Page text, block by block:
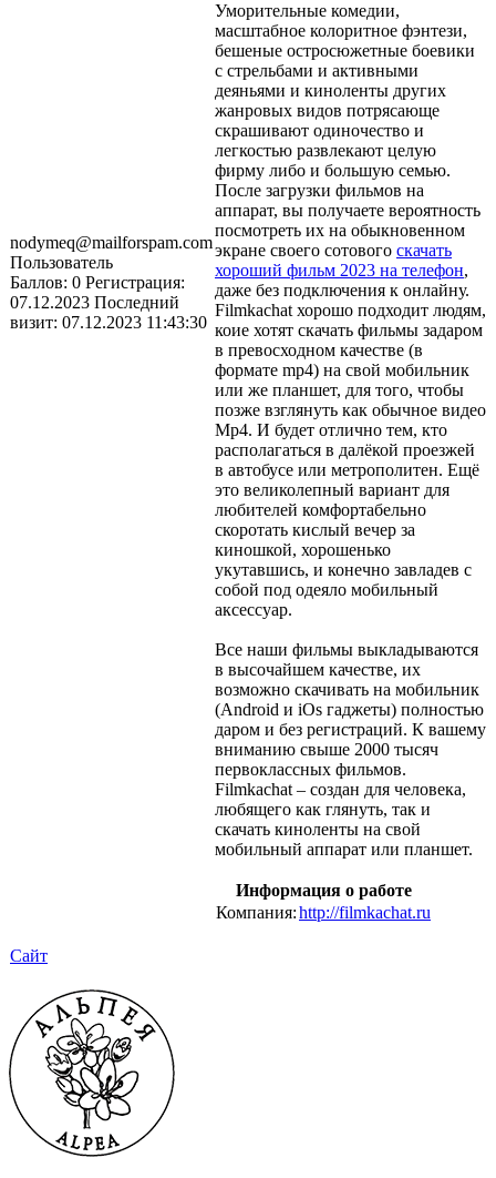
nodymeq@mailforspam.com
Пользователь
Баллов: 0 Регистрация:
07.12.2023 Последний
визит: 07.12.2023 11:43:30
Уморительные комедии,
масштабное колоритное фэнтези,
бешеные остросюжетные боевики
с стрельбами и активными
деяньями и киноленты других
жанровых видов потрясающе
скрашивают одиночество и
легкостью развлекают целую
фирму либо и большую семью.
После загрузки фильмов на
аппарат, вы получаете вероятность
посмотреть их на обыкновенном
экране своего сотового скачать
хороший фильм 2023 на телефон,
даже без подключения к онлайну.
Filmkachat хорошо подходит людям,
коие хотят скачать фильмы задаром
в превосходном качестве (в
формате mp4) на свой мобильник
или же планшет, для того, чтобы
позже взглянуть как обычное видео
Mp4. И будет отлично тем, кто
располагаться в далёкой проезжей
в автобусе или метрополитен. Ещё
это великолепный вариант для
любителей комфортабельно
скоротать кислый вечер за
киношкой, хорошенько
укутавшись, и конечно завладев с
собой под одеяло мобильный
аксессуар.
Все наши фильмы выкладываются
в высочайшем качестве, их
возможно скачивать на мобильник
(Android и iOs гаджеты) полностью
даром и без регистраций. К вашему
вниманию свыше 2000 тысяч
первоклассных фильмов.
Filmkachat – создан для человека,
любящего как глянуть, так и
скачать киноленты на свой
мобильный аппарат или планшет.
Информация о работе
Компания:http://filmkachat.ru
Сайт